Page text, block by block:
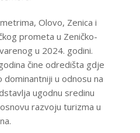
Olovo, Zenica i
prometa u Zeničko-
u 2024. godini.
čine odredišta gdje
u odnosu na
ugodnu sredinu
razvoju turizma u